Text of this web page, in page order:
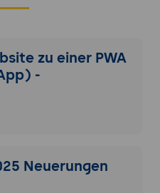
zu einer PWA
-
Neuerungen